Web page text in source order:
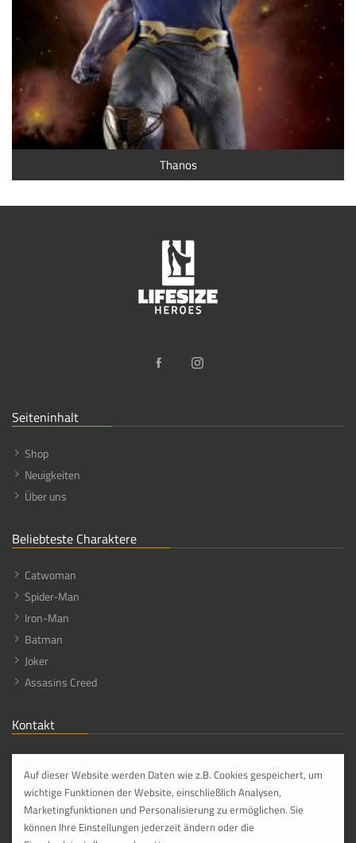
Auf dieser Website werden Daten wie z.B. Cookies gespeichert, um
wichtige Funktionen der Website, einschließlich Analysen,
Marketingfunktionen und Personalisierung zu ermöglichen. Sie
können Ihre Einstellungen jederzeit ändern oder die
Thanos
Seiteninhalt
Shop
Neuigkeiten
Über uns
Beliebteste Charaktere
Catwoman
Spider-Man
Iron-Man
Batman
Joker
Assasins Creed
Kontakt
Lifesize Heroes
Hauptstraße 113,
56316 Hanroth [DE]
info@lifesize-heroes.com
+49 268 4959800